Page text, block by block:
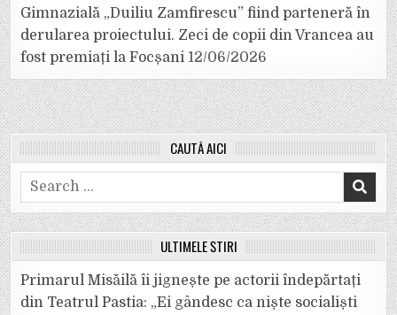
Gimnazială „Duiliu Zamfirescu” fiind parteneră în
derularea proiectului. Zeci de copii din Vrancea au
fost premiați la Focșani 12/06/2026
CAUTĂ AICI
Search
for:
ULTIMELE ȘTIRI
Primarul Misăilă îi jignește pe actorii îndepărtați
din Teatrul Pastia: „Ei gândesc ca niște socialiști